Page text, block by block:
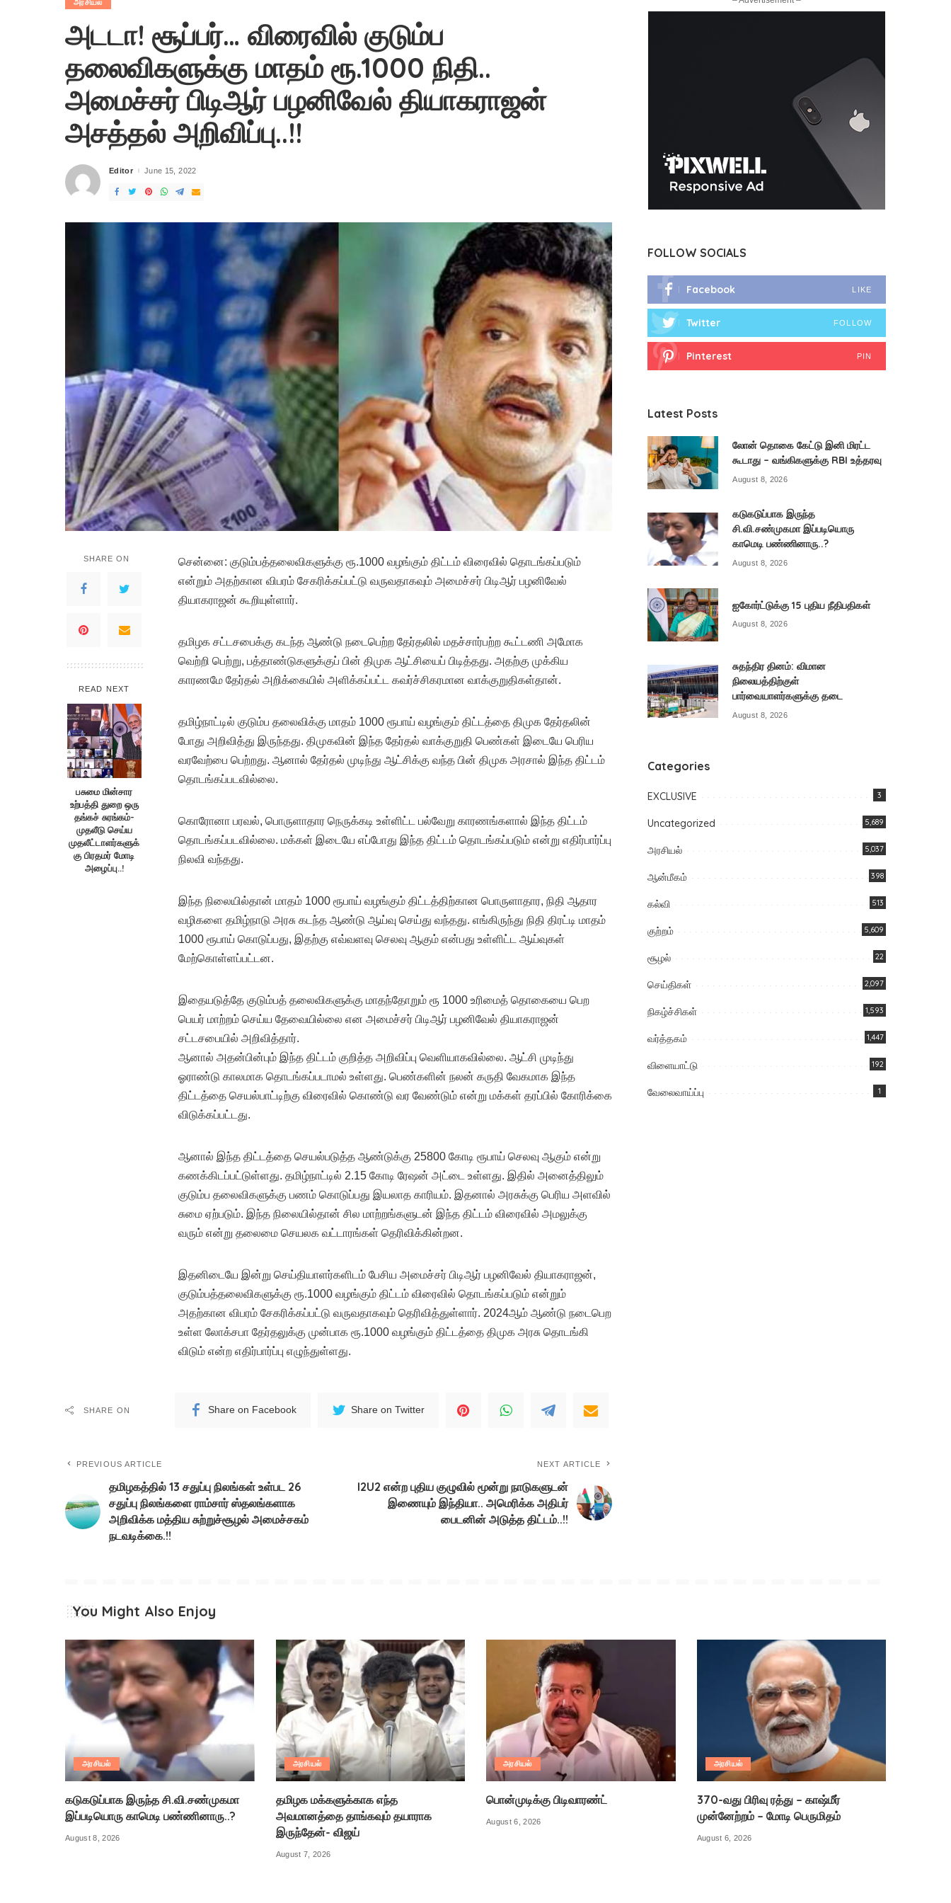
அரசியல்
அடடா! சூப்பர்… விரைவில் குடும்ப
தலைவிகளுக்கு மாதம் ரூ.1000 நிதி..
அமைச்சர் பிடிஆர் பழனிவேல் தியாகராஜன்
அசத்தல் அறிவிப்பு..!!
Posted
Editor June 15, 2022
SHARE ON
READ NEXT
பசுமை மின்சார
உற்பத்தி துறை ஒரு
தங்கச் சுரங்கம்-
முதலீடு செய்ய
முதலீட்டாளர்களுக்
கு பிரதமர் மோடி
அழைப்பு..!
சென்னை: குடும்பத்தலைவிகளுக்கு ரூ.1000 வழங்கும் திட்டம் விரைவில் தொடங்கப்படும்
என்றும் அதற்கான விபரம் சேகரிக்கப்பட்டு வருவதாகவும் அமைச்சர் பிடிஆர் பழனிவேல்
தியாகராஜன் கூறியுள்ளார்.
தமிழக சட்டசபைக்கு கடந்த ஆண்டு நடைபெற்ற தேர்தலில் மதச்சார்பற்ற கூட்டணி அமோக
வெற்றி பெற்று, பத்தாண்டுகளுக்குப் பின் திமுக ஆட்சியைப் பிடித்தது. அதற்கு முக்கிய
காரணமே தேர்தல் அறிக்கையில் அளிக்கப்பட்ட கவர்ச்சிகரமான வாக்குறுதிகள்தான்.
தமிழ்நாட்டில் குடும்ப தலைவிக்கு மாதம் 1000 ரூபாய் வழங்கும் திட்டத்தை திமுக தேர்தலின்
போது அறிவித்து இருந்தது. திமுகவின் இந்த தேர்தல் வாக்குறுதி பெண்கள் இடையே பெரிய
வரவேற்பை பெற்றது. ஆனால் தேர்தல் முடிந்து ஆட்சிக்கு வந்த பின் திமுக அரசால் இந்த திட்டம்
தொடங்கப்படவில்லை.
கொரோனா பரவல், பொருளாதார நெருக்கடி உள்ளிட்ட பல்வேறு காரணங்களால் இந்த திட்டம்
தொடங்கப்படவில்லை. மக்கள் இடையே எப்போது இந்த திட்டம் தொடங்கப்படும் என்று எதிர்பார்ப்பு
நிலவி வந்தது.
இந்த நிலையில்தான் மாதம் 1000 ரூபாய் வழங்கும் திட்டத்திற்கான பொருளாதார, நிதி ஆதார
வழிகளை தமிழ்நாடு அரசு கடந்த ஆண்டு ஆய்வு செய்து வந்தது. எங்கிருந்து நிதி திரட்டி மாதம்
1000 ரூபாய் கொடுப்பது, இதற்கு எவ்வளவு செலவு ஆகும் என்பது உள்ளிட்ட ஆய்வுகள்
மேற்கொள்ளப்பட்டன.
இதையடுத்தே குடும்பத் தலைவிகளுக்கு மாதந்தோறும் ரூ 1000 உரிமைத் தொகையை பெற
பெயர் மாற்றம் செய்ய தேவையில்லை என அமைச்சர் பிடிஆர் பழனிவேல் தியாகராஜன்
சட்டசபையில் அறிவித்தார்.
ஆனால் அதன்பின்பும் இந்த திட்டம் குறித்த அறிவிப்பு வெளியாகவில்லை. ஆட்சி முடிந்து
ஓராண்டு காலமாக தொடங்கப்படாமல் உள்ளது. பெண்களின் நலன் கருதி வேகமாக இந்த
திட்டத்தை செயல்பாட்டிற்கு விரைவில் கொண்டு வர வேண்டும் என்று மக்கள் தரப்பில் கோரிக்கை
விடுக்கப்பட்டது.
ஆனால் இந்த திட்டத்தை செயல்படுத்த ஆண்டுக்கு 25800 கோடி ரூபாய் செலவு ஆகும் என்று
கணக்கிடப்பட்டுள்ளது. தமிழ்நாட்டில் 2.15 கோடி ரேஷன் அட்டை உள்ளது. இதில் அனைத்திலும்
குடும்ப தலைவிகளுக்கு பணம் கொடுப்பது இயலாத காரியம். இதனால் அரசுக்கு பெரிய அளவில்
சுமை ஏற்படும். இந்த நிலையில்தான் சில மாற்றங்களுடன் இந்த திட்டம் விரைவில் அமலுக்கு
வரும் என்று தலைமை செயலக வட்டாரங்கள் தெரிவிக்கின்றன.
இதனிடையே இன்று செய்தியாளர்களிடம் பேசிய அமைச்சர் பிடிஆர் பழனிவேல் தியாகராஜன்,
குடும்பத்தலைவிகளுக்கு ரூ.1000 வழங்கும் திட்டம் விரைவில் தொடங்கப்படும் என்றும்
அதற்கான விபரம் சேகரிக்கப்பட்டு வருவதாகவும் தெரிவித்துள்ளார். 2024ஆம் ஆண்டு நடைபெற
உள்ள லோக்சபா தேர்தலுக்கு முன்பாக ரூ.1000 வழங்கும் திட்டத்தை திமுக அரசு தொடங்கி
விடும் என்ற எதிர்பார்ப்பு எழுந்துள்ளது.
SHARE ON Share on Facebook Share on Twitter
PREVIOUS ARTICLE
தமிழகத்தில் 13 சதுப்பு நிலங்கள் உள்பட 26
சதுப்பு நிலங்களை ராம்சார் ஸ்தலங்களாக
அறிவிக்க மத்திய சுற்றுச்சூழல் அமைச்சகம்
நடவடிக்கை.!!
NEXT ARTICLE
I2U2 என்ற புதிய குழுவில் மூன்று நாடுகளுடன்
இணையும் இந்தியா.. அமெரிக்க அதிபர்
பைடனின் அடுத்த திட்டம்..!!
FOLLOW SOCIALS
Facebook LIKE
Twitter FOLLOW
Pinterest PIN
Latest Posts
லோன் தொகை கேட்டு இனி மிரட்ட
கூடாது – வங்கிகளுக்கு RBI உத்தரவு
August 8, 2026
கடுகடுப்பாக இருந்த
சி.வி.சண்முகமா இப்படியொரு
காமெடி பண்ணினாரு..?
August 8, 2026
ஐகோர்ட்டுக்கு 15 புதிய நீதிபதிகள்
August 8, 2026
சுதந்திர தினம்: விமான
நிலையத்திற்குள்
பார்வையாளர்களுக்கு தடை
August 8, 2026
Categories
EXCLUSIVE 3
Uncategorized 5,689
அரசியல் 5,037
ஆன்மீகம் 398
கல்வி 513
குற்றம் 5,609
சூழல் 22
செய்திகள் 2,097
நிகழ்ச்சிகள் 1,593
வர்த்தகம் 1,447
விளையாட்டு 192
வேலைவாய்ப்பு 1
You Might Also Enjoy
அரசியல்
கடுகடுப்பாக இருந்த சி.வி.சண்முகமா
இப்படியொரு காமெடி பண்ணினாரு..?
August 8, 2026
அரசியல்
தமிழக மக்களுக்காக எந்த
அவமானத்தை தாங்கவும் தயாராக
இருந்தேன்- விஜய்
August 7, 2026
அரசியல்
பொன்முடிக்கு பிடிவாரண்ட்
August 6, 2026
அரசியல்
370-வது பிரிவு ரத்து – காஷ்மீர்
முன்னேற்றம் – மோடி பெருமிதம்
August 6, 2026